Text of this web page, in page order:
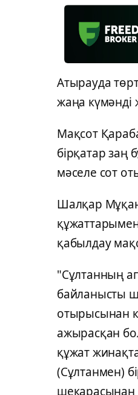
Атырауда
жаңа
Мақсот
бірқатар заң
мәселе сот
Шалқар
қабылдау
"Сұлтанның
байланысты
отырысынан
ажырасқан
құжат
(Сұлтанмен)
шекарасынан